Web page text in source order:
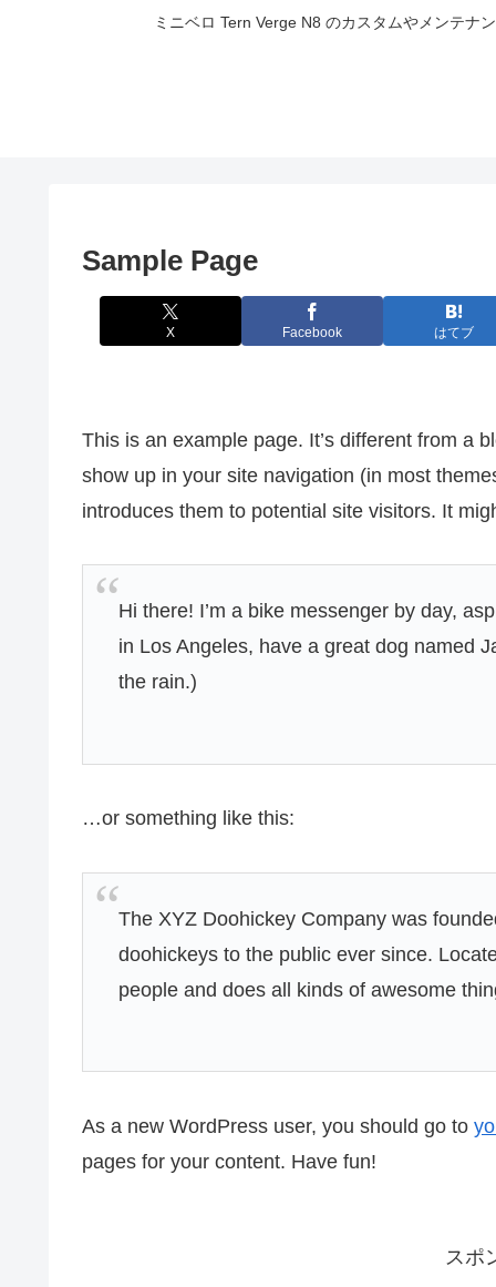
ミニベロ Tern Verge N8 のカスタムやメンテ
Sample Page
X Facebook はてブ
This is an example page. It’s different from a
show up in your site navigation (in most
introduces them to potential site visitors. It
Hi there! I’m a bike messenger by day,
in Los Angeles, have a great dog named
the rain.)
…or something like this:
The XYZ Doohickey Company was
doohickeys to the public ever since.
people and does all kinds of awesome
As a new WordPress user, you should go to
pages for your content. Have fun!
スポ